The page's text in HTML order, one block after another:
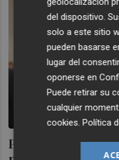
Pradas reconoce
del dispositivo.
solo a este sitio
pueden basarse
lugar del
oponerse en
Puede retirar su
cualquier
cookies.Política